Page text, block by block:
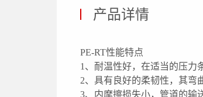
产品详情
PE-RT性能特点
1、耐温性好，在适当的压力
2、具有良好的柔韧性，其弯
3、内摩擦损失小，管道的输